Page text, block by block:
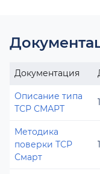
Документация
Описание типа
ТСР СМАРТ
Методика
поверки ТСР
Смарт